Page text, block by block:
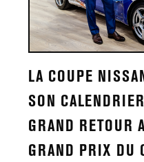
LA COUPE
SON
GRAND RETOUR
GRAND PRIX DU